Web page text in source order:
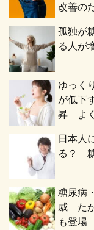
改善の
孤独が
る人が
ゆっく
が低下
昇 よ
日本人
る？
糖尿病
威 た
も登場